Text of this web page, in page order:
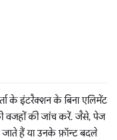
के इंटरैक्शन के बिना एलिमेंट
वजहों की जांच करें. जैसे, पेज
जाते हैं या उनके फ़ॉन्ट बदले